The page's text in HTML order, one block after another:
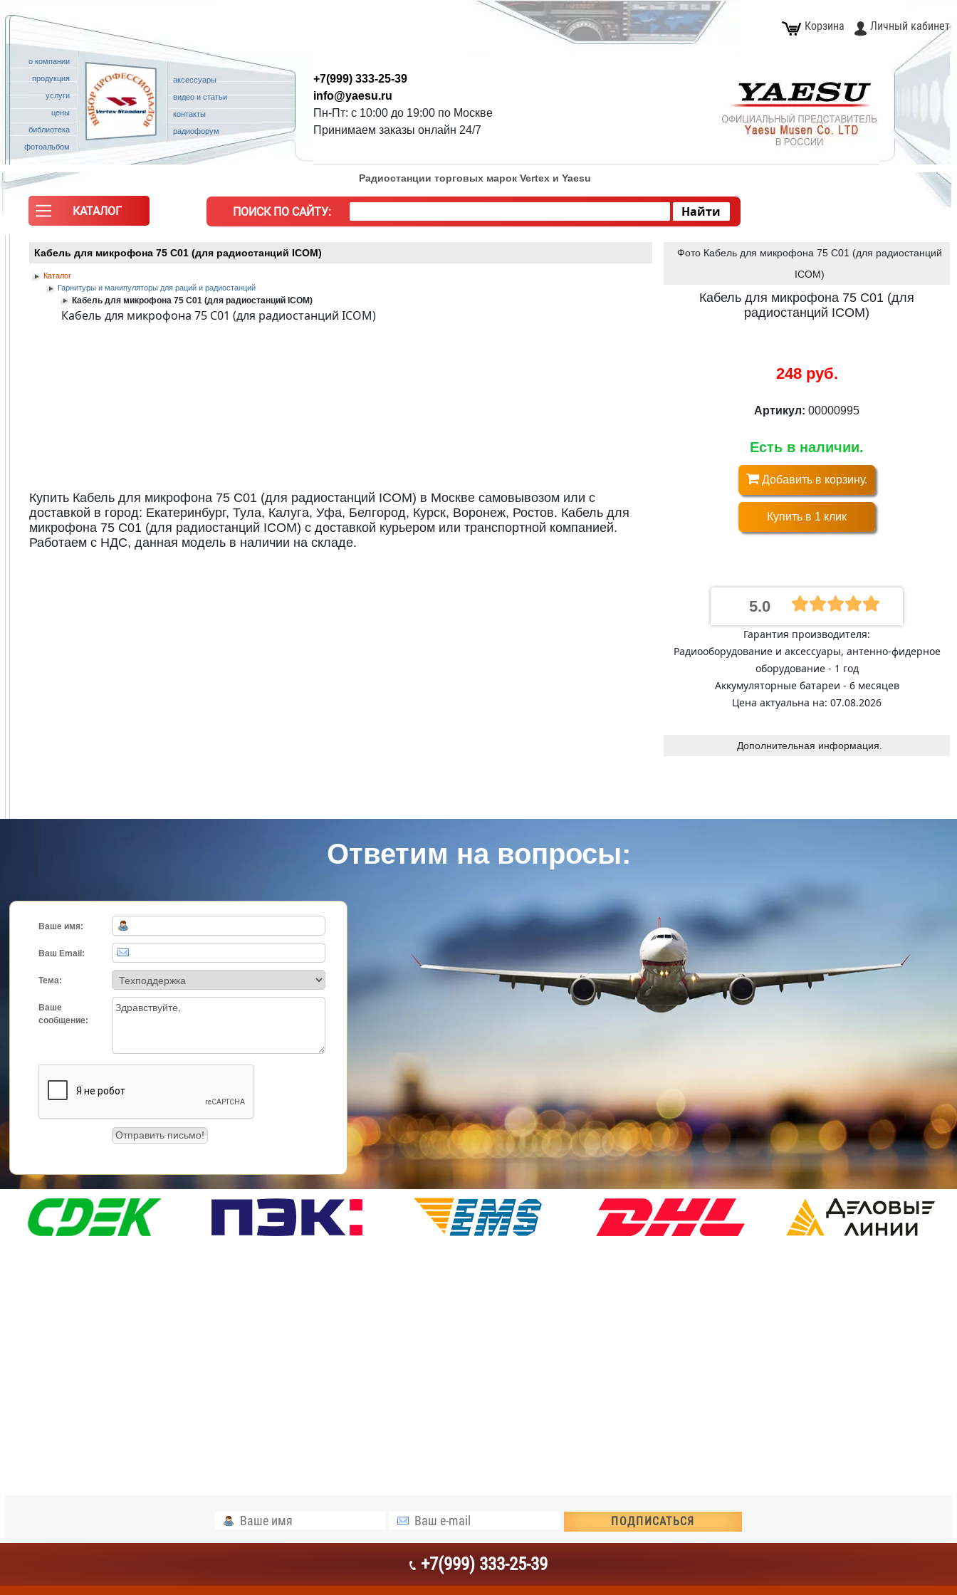
Корзина Личный кабинет
о компании
продукция
услуги
цены
библиотека
фотоальбом
аксессуары
видео и статьи
контакты
радиофорум
+7(999) 333-25-39
info@yaesu.ru
Пн-Пт: с 10:00 до 19:00 по Москве
Принимаем заказы онлайн 24/7
КАТАЛОГ
Радиостанции торговых марок Vertex и Yaesu
ПОИСК ПО САЙТУ:
Кабель для микрофона 75 C01 (для радиостанций ICOM)
Каталог
Гарнитуры и манипуляторы для раций и радиостанций
Кабель для микрофона 75 C01 (для радиостанций ICOM)
Кабель для микрофона 75 C01 (для радиостанций ICOM)
Купить Кабель для микрофона 75 C01 (для радиостанций ICOM) в Москве самовывозом или с
доставкой в город: Екатеринбург, Тула, Калуга, Уфа, Белгород, Курск, Воронеж, Ростов. Кабель для
микрофона 75 C01 (для радиостанций ICOM) с доставкой курьером или транспортной компанией.
Работаем с НДС, данная модель в наличии на складе.
Фото Кабель для микрофона 75 C01 (для радиостанций
ICOM)
Кабель для микрофона 75 C01 (для
радиостанций ICOM)
248 руб.
Артикул: 00000995
Есть в наличии.
Добавить в корзину.
Купить в 1 клик
5.0
Гарантия производителя:
Радиооборудование и аксессуары, антенно-фидерное
оборудование - 1 год
Аккумуляторные батареи - 6 месяцев
Цена актуальна на: 07.08.2026
Дополнительная информация.
Ответим на вопросы:
Ваше имя:
Ваш Email:
Тема:
Ваше
сообщение:
+7(999) 333-25-39